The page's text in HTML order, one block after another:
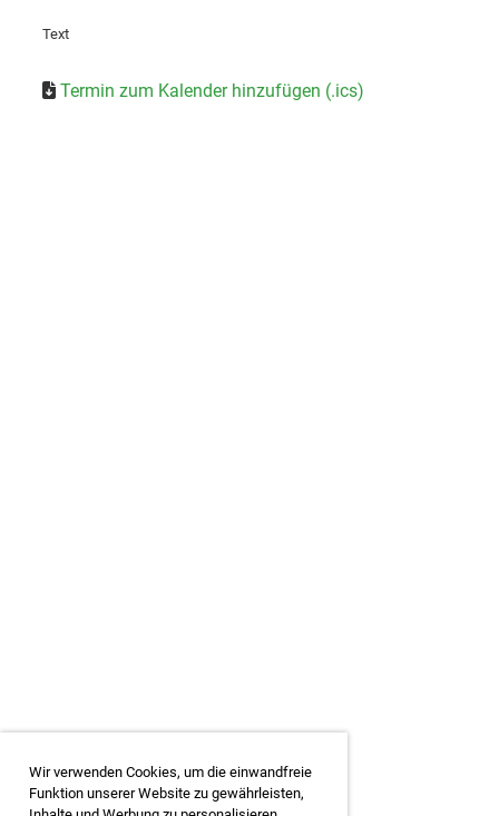
Wir verwenden Cookies, um die einwandfreie
Funktion unserer Website zu gewährleisten,
Text
Termin zum Kalender hinzufügen (.ics)